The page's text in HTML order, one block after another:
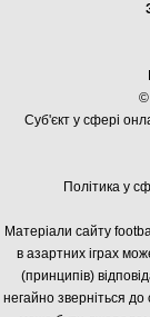
©
Суб'єкт у сфері
Політика у
Матеріали сайту
в азартних іграх
(принципів)
негайно зверніться